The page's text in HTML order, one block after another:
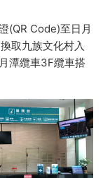
(QR Code)至日月
取九族文化村入
潭纜車3F纜車搭